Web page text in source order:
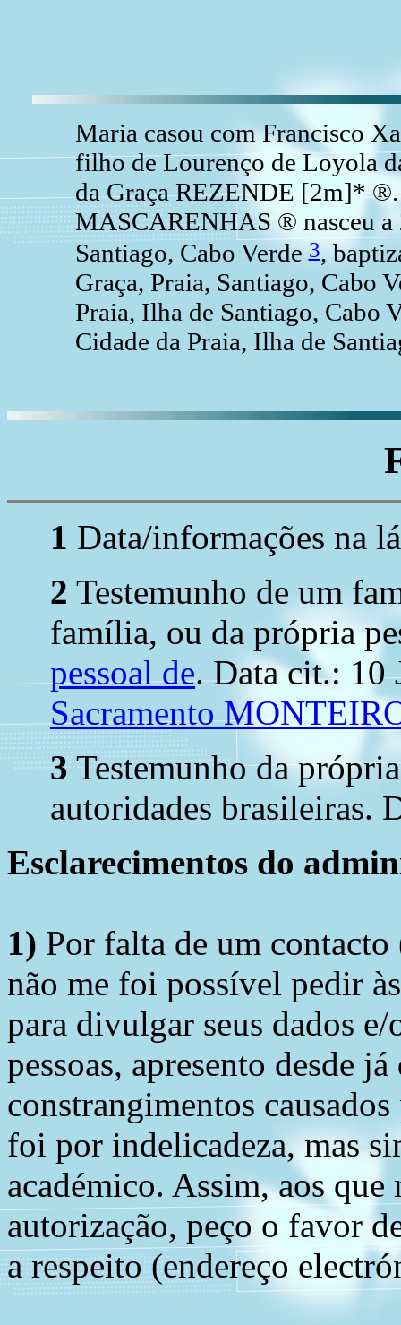
Maria casou com Francisco
filho de Lourenço de Loyola
da Graça REZENDE [2m]* ®.
MASCARENHAS ® nasceu a
Santiago, Cabo Verde3,
Graça, Praia, Santiago, Cabo
Praia, Ilha de Santiago, Cabo
Cidade da Praia, Ilha de
1 Data/informações na
2 Testemunho de um
família, ou da própria
pessoal de. Data cit.: 10
Sacramento
3 Testemunho da
autoridades brasileiras.
Esclarecimentos do
1) Por falta de um
não me foi possível pedir
para divulgar seus dados
pessoas, apresento desde
constrangimentos
foi por indelicadeza, mas
académico. Assim, aos
autorização, peço o favor
a respeito (endereço